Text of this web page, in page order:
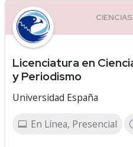
Licenciatura en
y Periodismo
Universidad España
En Línea, Presencial